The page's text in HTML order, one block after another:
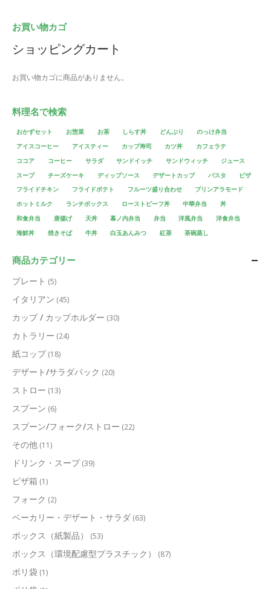
お買い物カゴ
ショッピングカート
お買い物カゴに商品がありません。
料理名で検索
おかずセット お惣菜 お茶 しらす丼 どんぶり
のっけ弁当
アイスコーヒー
アイスティー カップ寿司 カツ丼
カフェラテ
ココア
コーヒー サラダ サンドイッチ サンドウィッチ
ジュース
スープ
チーズケーキ ディップソース デザートカップ パスタ
ピザ
フライドチキン
フライドポテト フルーツ盛り合わせ
プリンアラモード
ホットミルク
ランチボックス ローストビーフ丼 中華弁当
丼
和食弁当
唐揚げ 天丼 幕ノ内弁当 弁当 洋風弁当
洋食弁当
海鮮丼
焼きそば 牛丼 白玉あんみつ 紅茶 茶碗蒸し
商品カテゴリー
プレート (5)
イタリアン (45)
カップ / カップホルダー (30)
カトラリー (24)
紙コップ (18)
デザート/サラダパック (20)
ストロー (13)
スプーン (6)
スプーン/フォーク/ストロー (22)
その他 (11)
ドリンク・スープ (39)
ピザ箱 (1)
フォーク (2)
ベーカリー・デザート・サラダ (63)
ボックス（紙製品） (53)
ボックス（環境配慮型プラスチック） (87)
ポリ袋 (1)